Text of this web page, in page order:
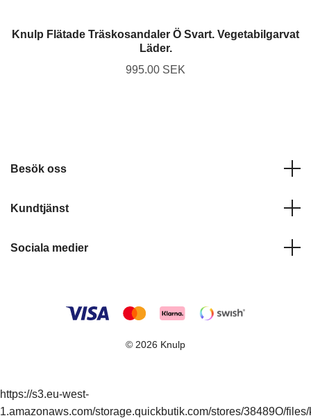
Knulp Flätade Träskosandaler Ö Svart. Vegetabilgarvat
Läder.
995.00 SEK
Besök oss
Kundtjänst
Sociala medier
© 2026 Knulp
https://s3.eu-west-
1.amazonaws.com/storage.quickbutik.com/stores/38489O/